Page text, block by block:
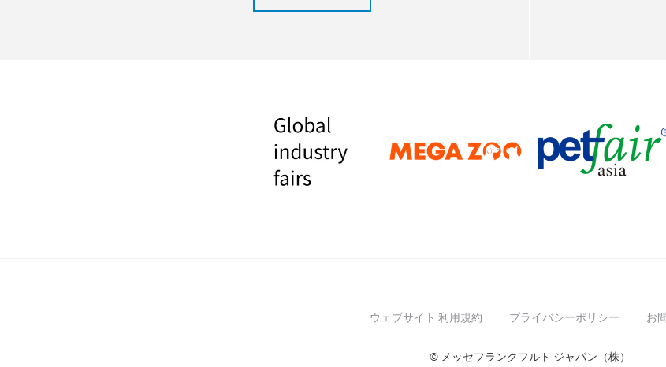
ウェブサイト 利用規約 プライバシーポリシー お
© メッセフランクフルト ジャパン（株）